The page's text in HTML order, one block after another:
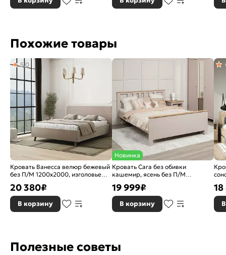
Похожие товары
Кровать Ванесса велюр бежевый
без П/М 1200x2000, изголовье
5,0
20 380₽
В корзину
Новинка
Кровать Сага без обивки
кашемир, ясень без П/М
основание, изголовье жесткое
19 999₽
В корзину
Полезные советы